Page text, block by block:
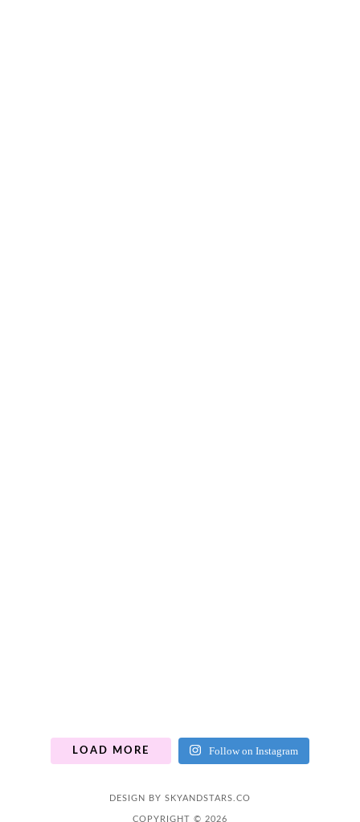
LOAD MORE Follow on Instagram
DESIGN BY SKYANDSTARS.CO
COPYRIGHT © 2026